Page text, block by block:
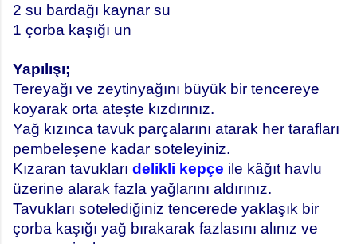
2 su bardağı kaynar su
1 çorba kaşığı un
Yapılışı;
Tereyağı ve zeytinyağını büyük bir tencereye
koyarak orta ateşte kızdırınız.
Yağ kızınca tavuk parçalarını atarak her tarafları
pembeleşene kadar soteleyiniz.
Kızaran tavukları delikli kepçe ile kâğıt havlu
üzerine alarak fazla yağlarını aldırınız.
Tavukları sotelediğiniz tencerede yaklaşık bir
çorba kaşığı yağ bırakarak fazlasını alınız ve